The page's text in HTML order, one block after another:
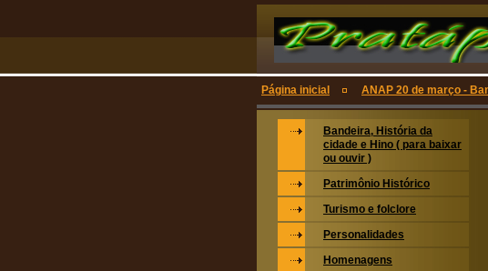
Página inicial ANAP 20 de março -
Bandeira, História da
cidade e Hino ( para baixar
ou ouvir )
Patrimônio Histórico
Turismo e folclore
Personalidades
Homenagens